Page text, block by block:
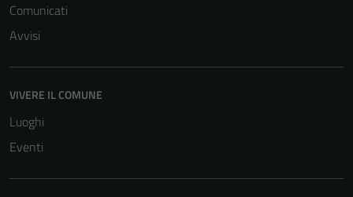
Comunicati
Avvisi
VIVERE IL COMUNE
Luoghi
Eventi
informazioni